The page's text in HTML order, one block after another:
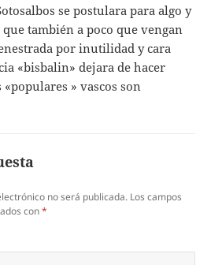
se postulara para algo y
que también a poco que vengan
por inutilidad y cara
«bisbalin» dejara de hacer
» vascos son
no será publicada. Los campos
con*